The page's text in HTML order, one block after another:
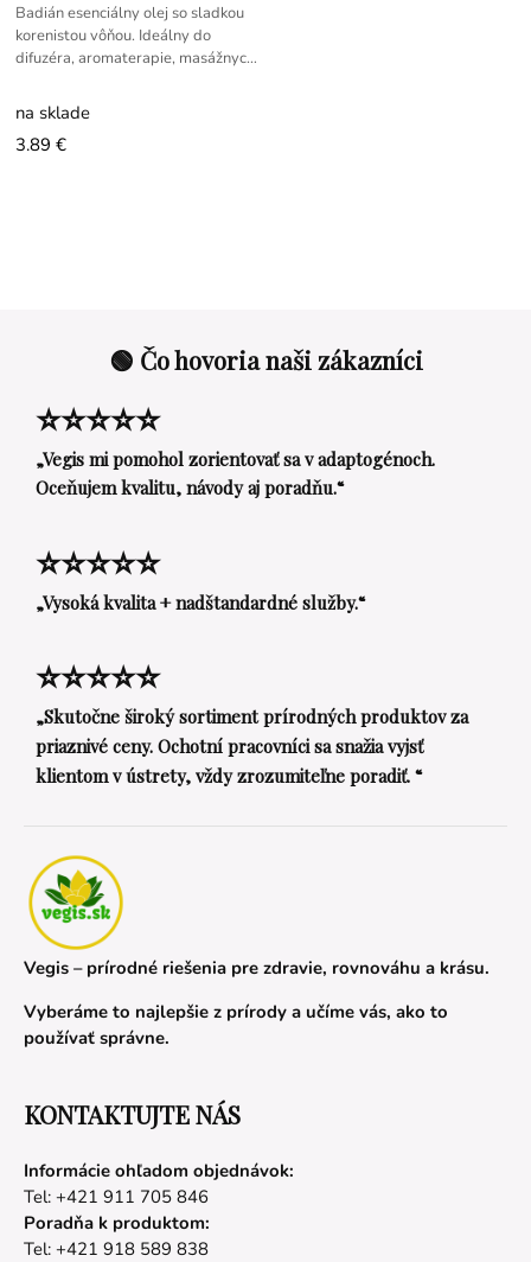
Badián esenciálny olej so sladkou
korenistou vôňou. Ideálny do
difuzéra, aromaterapie, masážnych
na sklade
3.89 €
🟢 Čo hovoria naši zákazníci
⭐⭐⭐⭐⭐
„Vegis mi pomohol zorientovať sa v adaptogénoch.
Oceňujem kvalitu, návody aj poradňu.“
⭐⭐⭐⭐⭐
„Vysoká kvalita + nadštandardné služby.“
⭐⭐⭐⭐⭐
„Skutočne široký sortiment prírodných produktov za
priaznivé ceny. Ochotní pracovníci sa snažia vyjsť
klientom v ústrety, vždy zrozumiteľne poradiť. “
Vegis – prírodné riešenia pre zdravie, rovnováhu a krásu.
Vyberáme to najlepšie z prírody a učíme vás, ako to
používať správne.
KONTAKTUJTE NÁS
Informácie ohľadom objednávok:
Tel: +421 911 705 846
Poradňa k produktom:
Tel: +421 918 589 838